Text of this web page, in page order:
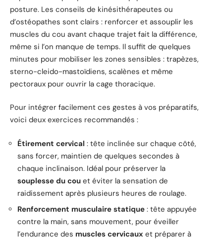
posture. Les conseils de kinésithérapeutes ou
d’ostéopathes sont clairs : renforcer et assouplir les
muscles du cou avant chaque trajet fait la différence,
même si l’on manque de temps. Il suffit de quelques
minutes pour mobiliser les zones sensibles : trapèzes,
sterno-cleido-mastoïdiens, scalènes et même
pectoraux pour ouvrir la cage thoracique.
Pour intégrer facilement ces gestes à vos préparatifs,
voici deux exercices recommandés :
Étirement cervical : tête inclinée sur chaque côté,
sans forcer, maintien de quelques secondes à
chaque inclinaison. Idéal pour préserver la
souplesse du cou et éviter la sensation de
raidissement après plusieurs heures de roulage.
Renforcement musculaire statique : tête appuyée
contre la main, sans mouvement, pour éveiller
l’endurance des muscles cervicaux et préparer à